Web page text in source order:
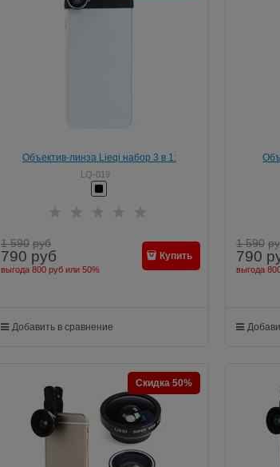
Объектив-линза Lieqi набор 3 в 1:
Fisheye, Макро ( macro )
объектив,широкоугольная линза для iPhone
LQ-019
1 590 руб
790 руб
выгода 800 рубили 50%
Купить
Добавить в сравнение
1 590
790
выгода
Скидка 50%